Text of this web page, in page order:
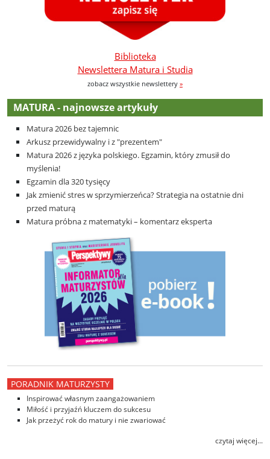
Biblioteka
Newslettera Matura i Studia
zobacz wszystkie newslettery »
MATURA - najnowsze artykuły
Matura 2026 bez tajemnic
Arkusz przewidywalny i z "prezentem"
Matura 2026 z języka polskiego. Egzamin, który zmusił do
myślenia!
Egzamin dla 320 tysięcy
Jak zmienić stres w sprzymierzeńca? Strategia na ostatnie dni
przed maturą
Matura próbna z matematyki – komentarz eksperta
PORADNIK MATURZYSTY
Inspirować własnym zaangażowaniem
Miłość i przyjaźń kluczem do sukcesu
Jak przeżyć rok do matury i nie zwariować
czytaj więcej...